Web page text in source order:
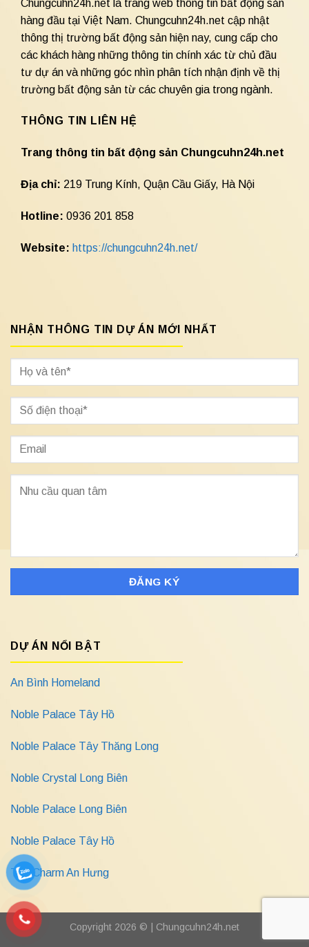
Chungcuhn24h.net là trang web thông tin bất động sản
hàng đầu tại Việt Nam. Chungcuhn24h.net cập nhật
thông thị trường bất động sản hiện nay, cung cấp cho
các khách hàng những thông tin chính xác từ chủ đầu
tư dự án và những góc nhìn phân tích nhận định về thị
trường bất động sản từ các chuyên gia trong ngành.
THÔNG TIN LIÊN HỆ
Trang thông tin bất động sản Chungcuhn24h.net
Địa chỉ: 219 Trung Kính, Quận Cầu Giấy, Hà Nội
Hotline: 0936 201 858
Website: https://chungcuhn24h.net/
NHẬN THÔNG TIN DỰ ÁN MỚI NHẤT
DỰ ÁN NỔI BẬT
An Bình Homeland
Noble Palace Tây Hồ
Noble Palace Tây Thăng Long
Noble Crystal Long Biên
Noble Palace Long Biên
Noble Palace Tây Hồ
The Charm An Hưng
Copyright 2026 © | Chungcuhn24h.net